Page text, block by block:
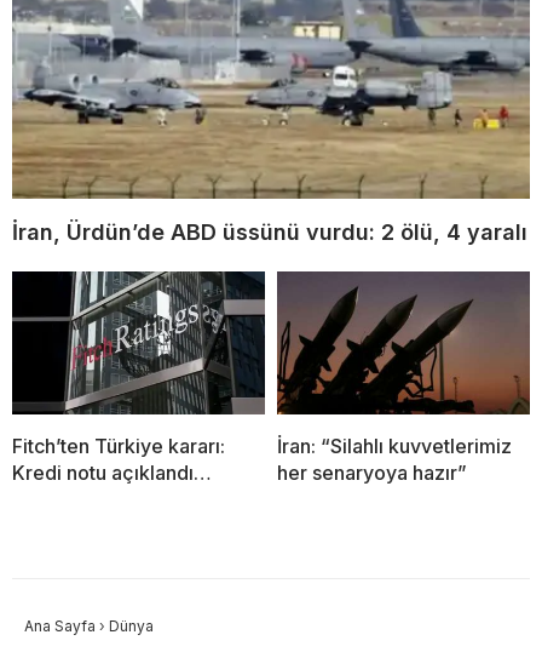
İran, Ürdün’de ABD üssünü vurdu: 2 ölü, 4 yaralı
Fitch’ten Türkiye kararı:
Kredi notu açıklandı…
İran: “Silahlı kuvvetlerimiz
her senaryoya hazır”
Ana Sayfa › Dünya